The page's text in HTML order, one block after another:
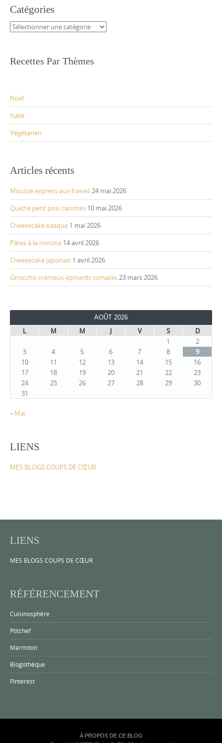
Catégories
Catégories
Recettes Par Thèmes
Noël
Italie
Végétarien
Articles récents
Mousse express aux fraises24 mai 2026
Quiche petit pois carottes 10 mai 2026
Cheesecake basque 1 mai 2026
Pâtes à la norcina 14 avril 2026
Cheesecake japonais 1 avril 2026
Gnocchis crémeux épinards tomates23 mars 2026
AOÛT 2026
L M M J V S
D
1
2
3
4 5 6 7 8
9
10
11 12 13 14 15
16
17
18 19 20 21 22
23
24
25 26 27 28 29
30
31
« Mai
LIENS
MES BLOGS COUPS DE CŒUR
LIENS
MES BLOGS COUPS DE CŒUR
RÉFÉRENCEMENT
Cuisinosphère
Ptitchef
Marmiton
Blogothèque
Pinterest
À PROPOS DE CE BLOG